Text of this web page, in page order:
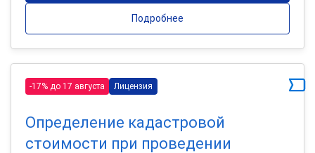
Подробнее
-17% до 17 августа Лицензия
Определение кадастровой
стоимости при проведении